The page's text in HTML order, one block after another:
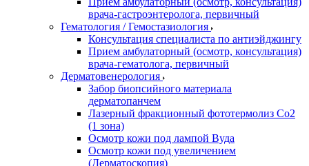
врача-гастроэнтеролога, первичный
Гематология / Гемостазиология
Консультация специалиста по антиэйджингу
Прием амбулаторный (осмотр, консультация)
врача-гематолога, первичный
Дерматовенерология
Забор биопсийного материала
дерматопанчем
Лазерный фракционный фототермолиз Со2
(1 зона)
Осмотр кожи под лампой Вуда
Осмотр кожи под увеличением
(Дерматоскопия)